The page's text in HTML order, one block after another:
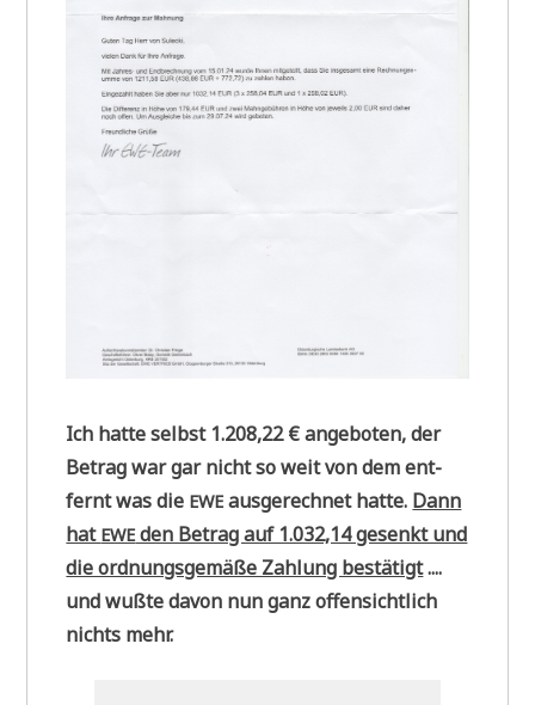
Ich hat­te selbst 1.208,22 € ange­bo­ten, der
Betrag war gar nicht so weit von dem ent­
fernt was die EWE aus­ge­rech­net hat­te. Dann
hat EWE den Betrag auf 1.032,14 gesenkt und
die ord­nungs­ge­mä­ße Zah­lung bestä­tigt....
und wuß­te davon nun ganz offen­sicht­lich
nichts mehr.